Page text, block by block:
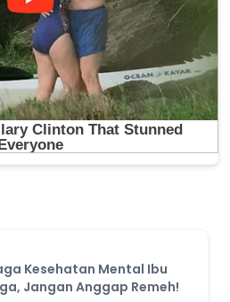
Kesehatan Mental Ibu
Jangan Anggap Remeh!